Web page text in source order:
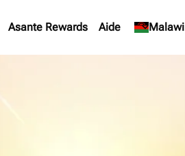
Asante Rewards Aide Malawi
keyboard_arrow_down